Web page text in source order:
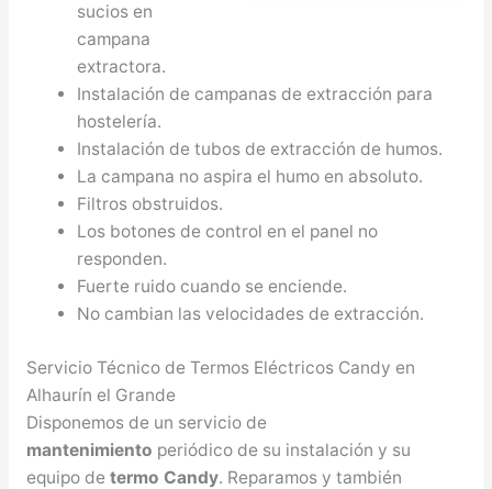
sucios en
campana
extractora.
Instalación de campanas de extracción para
hostelería.
Instalación de tubos de extracción de humos.
La campana no aspira el humo en absoluto.
Filtros obstruidos.
Los botones de control en el panel no
responden.
Fuerte ruido cuando se enciende.
No cambian las velocidades de extracción.
Servicio Técnico de Termos Eléctricos Candy en
Alhaurín el Grande
Disponemos de un servicio de
mantenimiento periódico de su instalación y su
equipo de termo Candy. Reparamos y también